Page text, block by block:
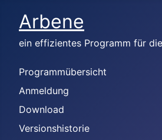
Arbene
ein effizientes Programm für
Programmübersicht
Anmeldung
Download
Versionshistorie